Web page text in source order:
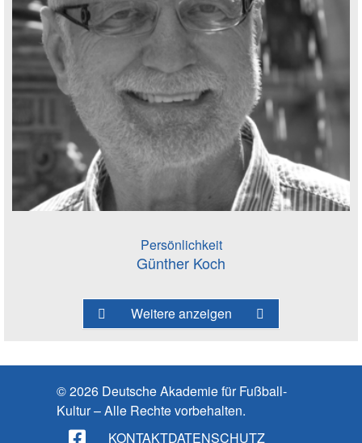
Persönlichkeit
Günther Koch
Weitere anzeigen
© 2026 Deutsche Akademie für Fußball-
Kultur – Alle Rechte vorbehalten.
KONTAKTDATENSCHUTZ